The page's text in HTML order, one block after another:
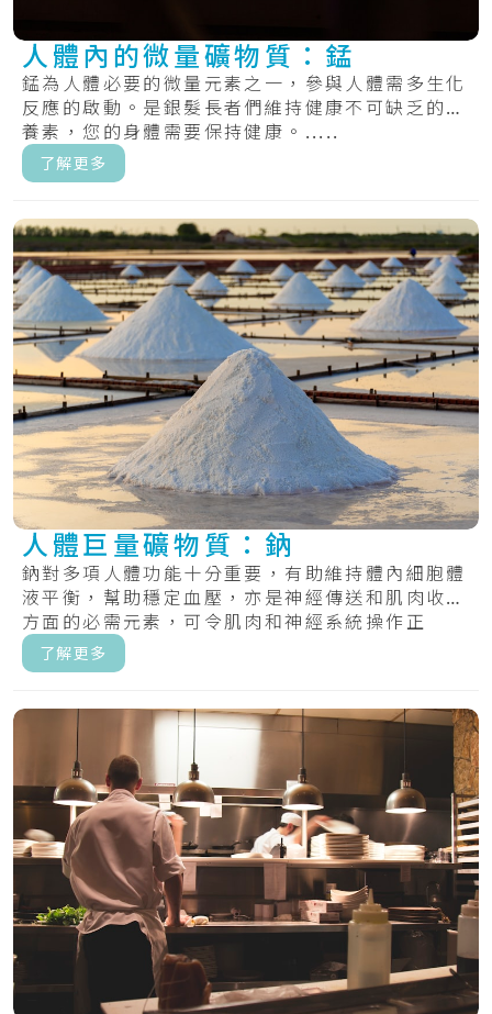
人體內的微量礦物質：錳
錳為人體必要的微量元素之一，參與人體需多生化
反應的啟動。是銀髮長者們維持健康不可缺乏的營
養素，您的身體需要保持健康。.....
了解更多
人體巨量礦物質：鈉
鈉對多項人體功能十分重要，有助維持體內細胞體
液平衡，幫助穩定血壓，亦是神經傳送和肌肉收縮
方面的必需元素，可令肌肉和神經系統操作正
常。.....
了解更多